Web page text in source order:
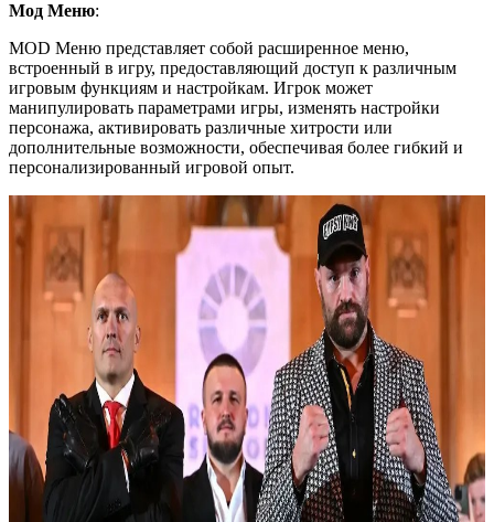
Мод Меню:
MOD Меню представляет собой расширенное меню,
встроенный в игру, предоставляющий доступ к различным
игровым функциям и настройкам. Игрок может
манипулировать параметрами игры, изменять настройки
персонажа, активировать различные хитрости или
дополнительные возможности, обеспечивая более гибкий и
персонализированный игровой опыт.